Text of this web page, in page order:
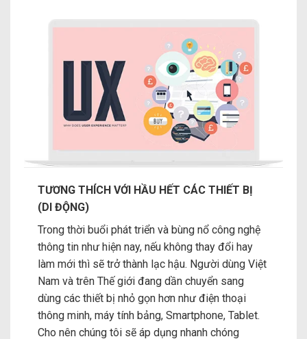
TƯƠNG THÍCH VỚI HẦU HẾT CÁC THIẾT BỊ
(DI ĐỘNG)
Trong thời buổi phát triển và bùng nổ công nghệ
thông tin như hiện nay, nếu không thay đổi hay
làm mới thì sẽ trở thành lạc hậu. Người dùng Việt
Nam và trên Thế giới đang dần chuyển sang
dùng các thiết bị nhỏ gọn hơn như điện thoại
thông minh, máy tính bảng, Smartphone, Tablet.
Cho nên chúng tôi sẽ áp dụng nhanh chóng